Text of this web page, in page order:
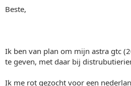
t
Beste,
Ik ben van plan om mijn astra gtc
te geven, met daar bij
Ik me rot gezocht voor een